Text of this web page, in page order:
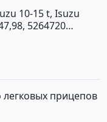
10-15 t, Isuzu
5264720
легковых прицепов